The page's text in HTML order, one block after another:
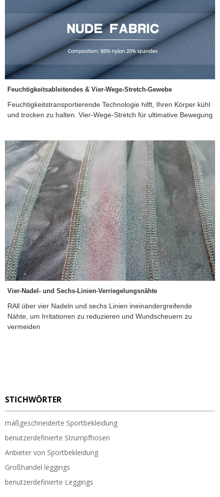
Feuchtigkeitsableitendes & Vier-Wege-Stretch-Gewebe
Feuchtigkeitstransportierende Technologie hilft, Ihren Körper kühl
und trocken zu halten. Vier-Wege-Stretch für ultimative Bewegung
Vier-Nadel- und Sechs-Linien-Verriegelungsnähte
RAll über vier Nadeln und sechs Linien ineinandergreifende
Nähte, um Irritationen zu reduzieren und Wundscheuern zu
vermeiden
STICHWÖRTER
maßgeschneiderte Sportbekleidung
benutzerdefinierte Strumpfhosen
Anbieter von Sportbekleidung
Großhandel leggings
benutzerdefinierte Leggings